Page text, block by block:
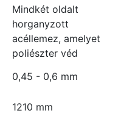
Mindkét oldalt
horganyzott
acéllemez, amelyet
poliészter véd
0,45 - 0,6 mm
1210 mm